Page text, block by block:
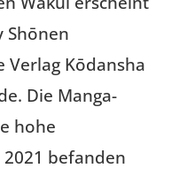
Shōnen
Verlag Kōdansha
Die Manga-
hohe
befanden